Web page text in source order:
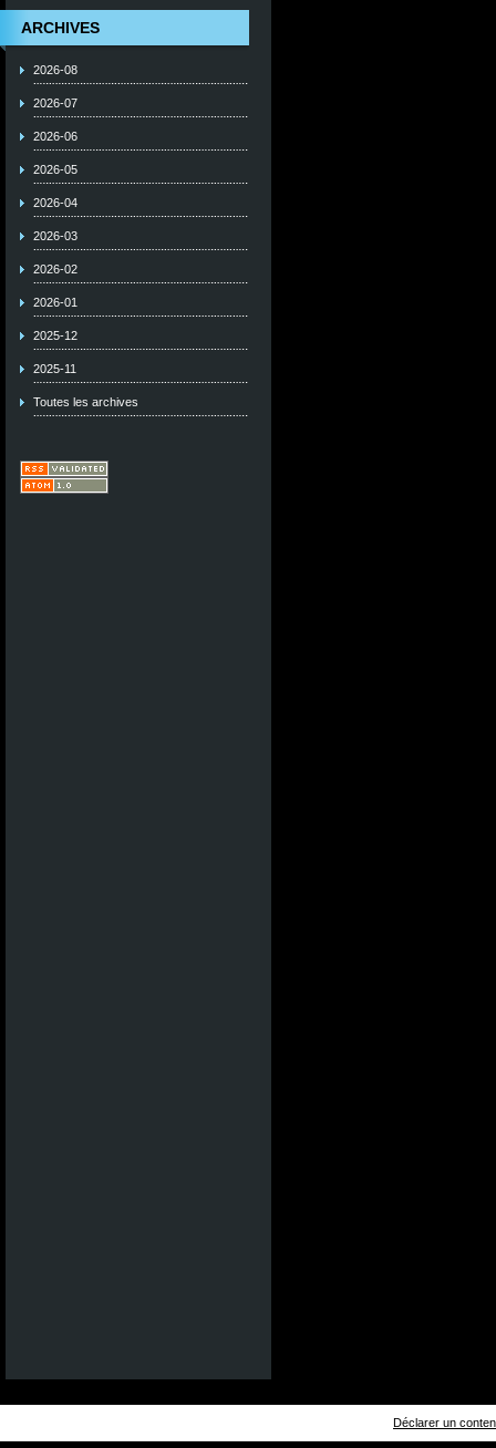
ARCHIVES
2026-08
2026-07
2026-06
2026-05
2026-04
2026-03
2026-02
2026-01
2025-12
2025-11
Toutes les archives
Déclarer un